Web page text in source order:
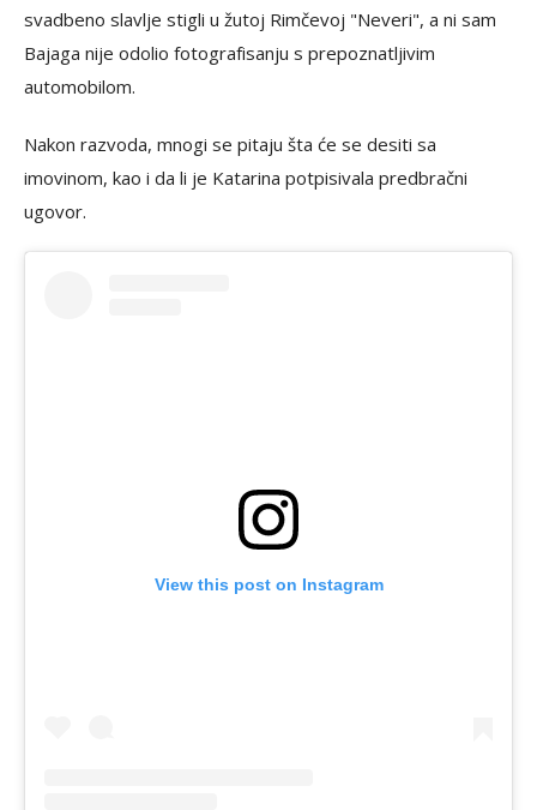
svadbeno slavlje stigli u žutoj Rimčevoj "Neveri", a ni sam
Bajaga nije odolio fotografisanju s prepoznatljivim
automobilom.
Nakon razvoda, mnogi se pitaju šta će se desiti sa
imovinom, kao i da li je Katarina potpisivala predbračni
ugovor.
View this post on Instagram